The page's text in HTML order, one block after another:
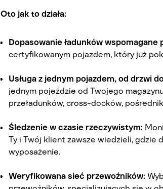
Oto jak to działa:
Dopasowanie ładunków wspomagane
certyfikowanym pojazdem, który już
Usługa z jednym pojazdem, od drzwi
jednym pojeździe od Twojego
przeładunków, cross-docków,
Śledzenie w czasie rzeczywistym:
Ty i Twój klient zawsze wiedzieli, gdzie
wyposażenie.
Weryfikowana sieć przewoźników: